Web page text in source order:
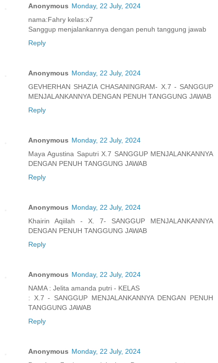
Anonymous Monday, 22 July, 2024
nama:Fahry kelas:x7
Sanggup menjalankannya dengan penuh tanggung jawab
Reply
Anonymous Monday, 22 July, 2024
GEVHERHAN SHAZIA CHASANINGRAM- X.7 - SANGGUP
MENJALANKANNYA DENGAN PENUH TANGGUNG JAWAB
Reply
Anonymous Monday, 22 July, 2024
Maya Agustina Saputri X.7 SANGGUP MENJALANKANNYA
DENGAN PENUH TANGGUNG JAWAB
Reply
Anonymous Monday, 22 July, 2024
Khairin Aqiilah - X. 7- SANGGUP MENJALANKANNYA
DENGAN PENUH TANGGUNG JAWAB
Reply
Anonymous Monday, 22 July, 2024
NAMA : Jelita amanda putri - KELAS
: X.7 - SANGGUP MENJALANKANNYA DENGAN PENUH
TANGGUNG JAWAB
Reply
Anonymous Monday, 22 July, 2024